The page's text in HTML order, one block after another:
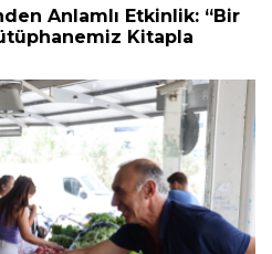
Anlamlı Etkinlik: “Bir
Kitapla